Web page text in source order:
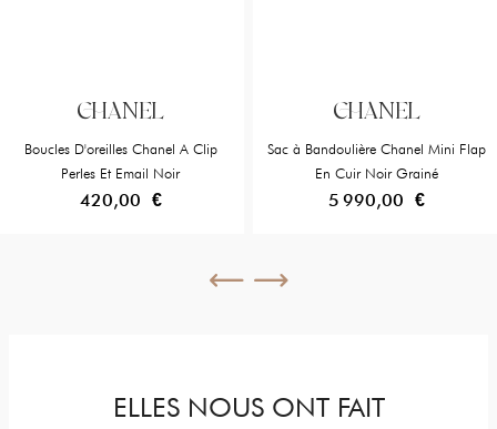
CHANEL
Boucles D'oreilles Chanel A Clip
Perles Et Email Noir
420,00 €
CHANEL
Sac à Bandoulière Chanel Mini Flap
En Cuir Noir Grainé
5 990,00 €
ELLES NOUS ONT FAIT